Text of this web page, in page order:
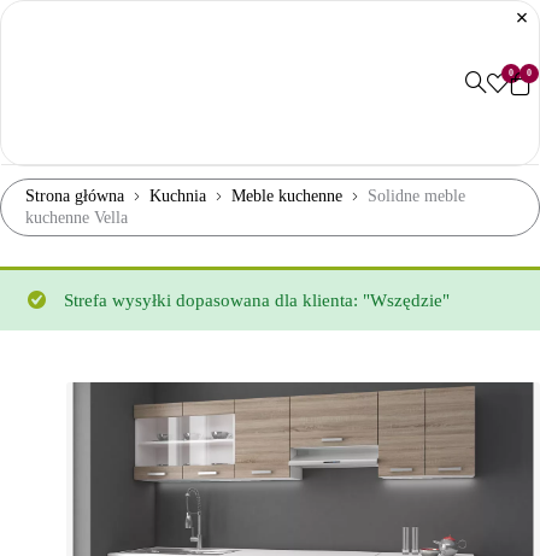
0 0
Strona główna Kuchnia Meble kuchenne
Solidne meble
kuchenne Vella
Strefa wysyłki dopasowana dla klienta: "Wszędzie"